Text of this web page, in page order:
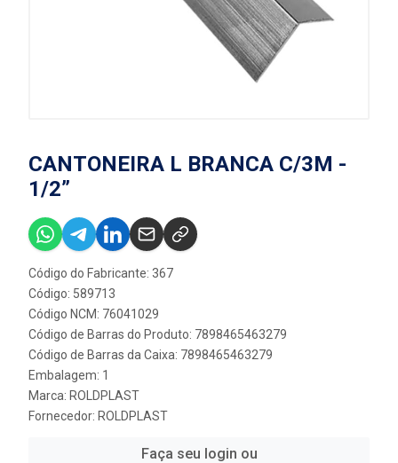
CANTONEIRA L BRANCA C/3M -
1/2”
Código do Fabricante: 367
Código: 589713
Código NCM: 76041029
Código de Barras do Produto: 7898465463279
Código de Barras da Caixa: 7898465463279
Embalagem: 1
Marca: ROLDPLAST
Fornecedor: ROLDPLAST
Faça seu login ou